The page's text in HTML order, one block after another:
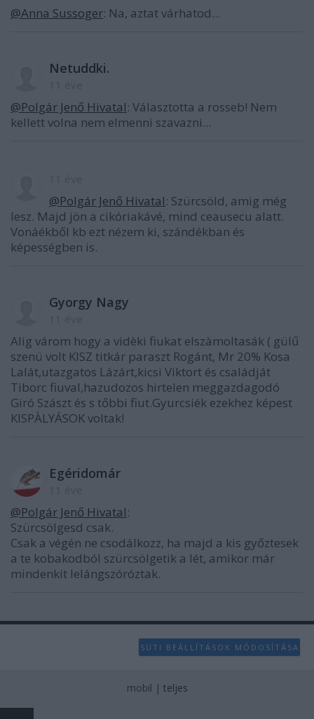
@Anna Sussoger: Na, aztat várhatod...
Netuddki.
@Polgár Jenő Hivatal: Választotta a rosseb! Nem
kellett volna nem elmenni szavazni...
@Polgár Jenő Hivatal: Szürcsöld, amig még
lesz. Majd jön a cikóriakávé, mind ceausecu alatt.
Vonáékből kb ezt nézem ki, szándékban és
képességben is.
Gyorgy Nagy
Alig várom hogy a vidèki fiukat elszàmoltasák ( gülű
szenü volt KISZ titkár paraszt Rogánt, Mr 20% Kosa
Lalát,utazgatos Lázárt,kicsi Viktort és családját
Tiborc fiuval,hazudozos hirtelen meggazdagodó
Giró Szászt és s tőbbi fiut.Gyurcsiék ezekhez képest
KISPÀLYÁSOK voltak!
Egéridomár
@Polgár Jenő Hivatal:
Szürcsölgesd csak.
Csak a végén ne csodálkozz, ha majd a kis győztesek
a te kobakodból szürcsölgetik a lét, amikor már
mindenkit lelángszóróztak.
SÜTI BEÁLLÍTÁSOK MÓDOSÍTÁSA
mobil | teljes